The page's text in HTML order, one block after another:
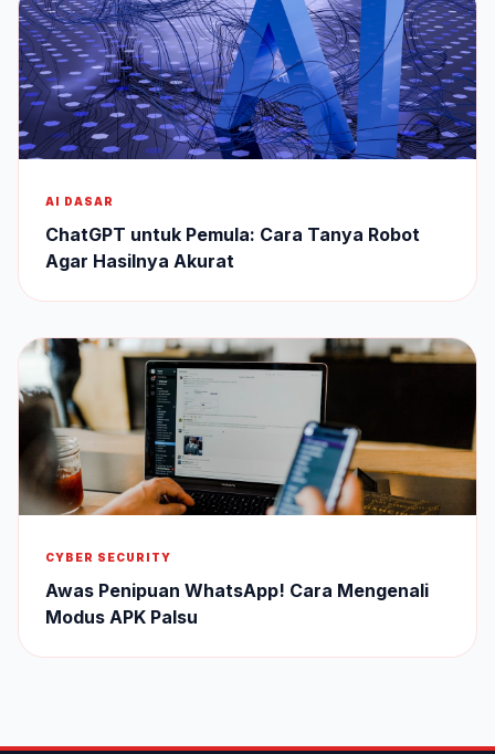
AI DASAR
ChatGPT untuk Pemula: Cara Tanya Robot
Agar Hasilnya Akurat
CYBER SECURITY
Awas Penipuan WhatsApp! Cara Mengenali
Modus APK Palsu